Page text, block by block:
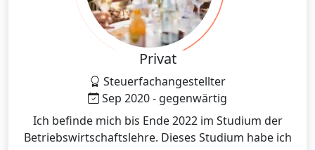
Privat
Steuerfachangestellter
Sep 2020 - gegenwärtig
Ich befinde mich bis Ende 2022 im Studium der
Betriebswirtschaftslehre. Dieses Studium habe ich